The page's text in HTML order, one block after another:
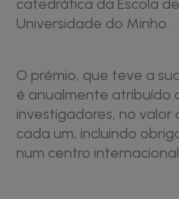
catedrática da Escola
Universidade do Minho.
O prémio, que teve a
é anualmente atribuído
investigadores, no
cada um, incluindo
num centro